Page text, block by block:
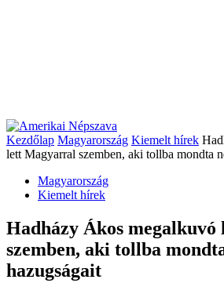
Kezdőlap Magyarország Kiemelt hírek
lett Magyarral szemben, aki tollba mondta
Magyarország
Kiemelt hírek
Hadházy Ákos
szemben, aki tollba
hazugságait